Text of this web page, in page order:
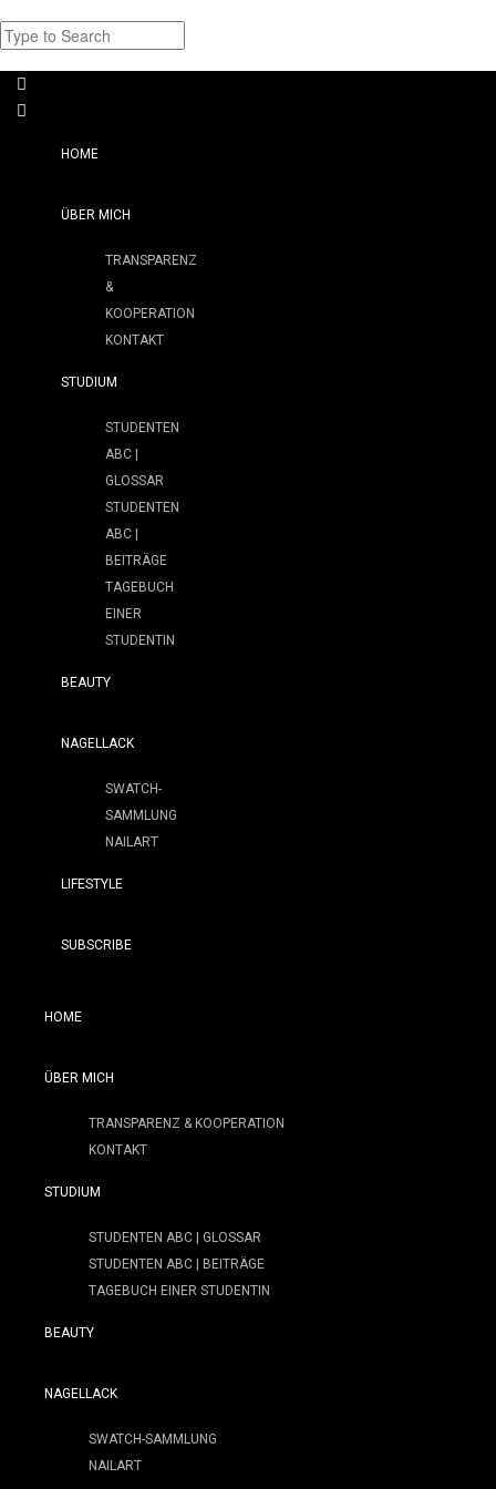
HOME
ÜBER MICH
TRANSPARENZ
&
KOOPERATION
KONTAKT
STUDIUM
STUDENTEN
ABC |
GLOSSAR
STUDENTEN
ABC |
BEITRÄGE
TAGEBUCH
EINER
STUDENTIN
BEAUTY
NAGELLACK
SWATCH-
SAMMLUNG
NAILART
LIFESTYLE
SUBSCRIBE
HOME
ÜBER MICH
TRANSPARENZ & KOOPERATION
KONTAKT
STUDIUM
STUDENTEN ABC | GLOSSAR
STUDENTEN ABC | BEITRÄGE
TAGEBUCH EINER STUDENTIN
BEAUTY
NAGELLACK
SWATCH-SAMMLUNG
NAILART